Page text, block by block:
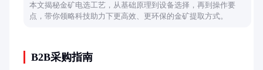
本文揭秘金矿电选工艺，从基础原理到设备选择，再到操作要
点，带你领略科技助力下更高效、更环保的金矿提取方式。
B2B采购指南